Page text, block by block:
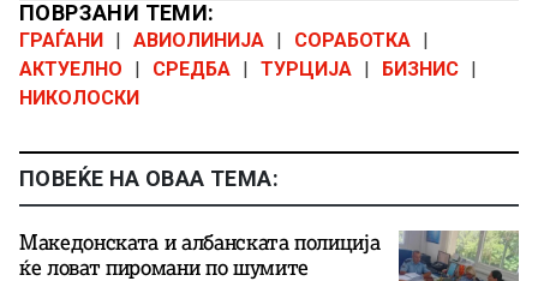
ПОВРЗАНИ ТЕМИ:
ГРАЃАНИ | АВИОЛИНИЈА | СОРАБОТКА |
АКТУЕЛНО
| СРЕДБА | ТУРЦИЈА | БИЗНИС |
НИКОЛОСКИ
ПОВЕЌЕ НА ОВАА ТЕМА:
Македонската и албанската полиција
ќе ловат пиромани по шумите